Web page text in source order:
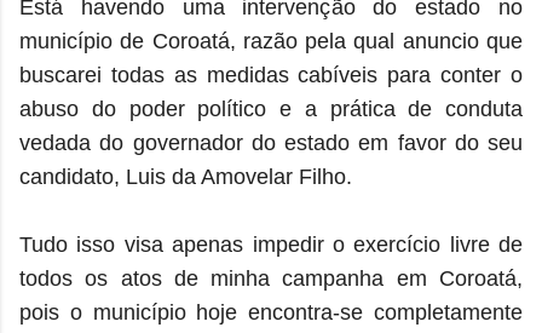
Está havendo uma intervenção do estado no
município de Coroatá, razão pela qual anuncio que
buscarei todas as medidas cabíveis para conter o
abuso do poder político e a prática de conduta
vedada do governador do estado em favor do seu
candidato, Luis da Amovelar Filho.
Tudo isso visa apenas impedir o exercício livre de
todos os atos de minha campanha em Coroatá,
pois o município hoje encontra-se completamente